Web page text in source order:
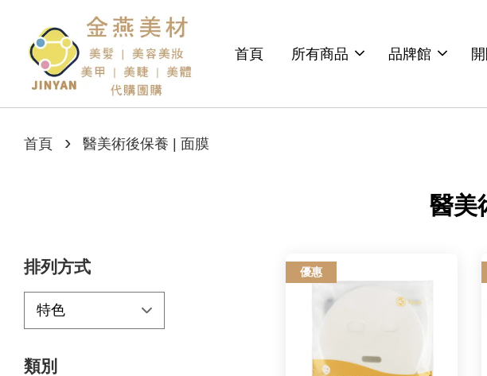
首頁 所有商品 品牌館
首頁 › 醫美術後保養 | 面膜
醫美
排列方式
類別
優惠